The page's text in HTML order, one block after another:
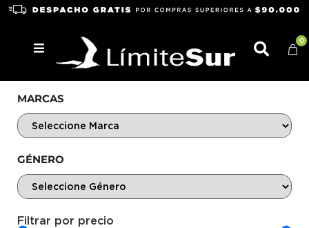
0
MARCAS
GÉNERO
Filtrar por precio